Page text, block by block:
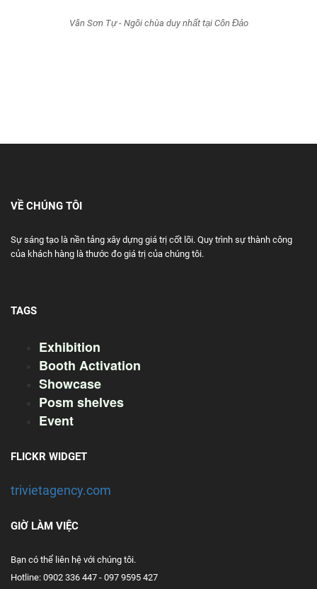
Vân Sơn Tự - Ngôi chùa duy nhất tại Côn Đảo
VỀ CHÚNG TÔI
Sự sáng tạo là nền tảng xây dựng giá trị cốt lõi. Quy trình sự thành công
của khách hàng là thước đo giá trị của chúng tôi.
TAGS
Exhibition
Booth Activation
Showcase
Posm shelves
Event
FLICKR WIDGET
trivietagency.com
GIỜ LÀM VIỆC
Bạn có thể liên hệ với chúng tôi.
Hotline: 0902 336 447 - 097 9595 427